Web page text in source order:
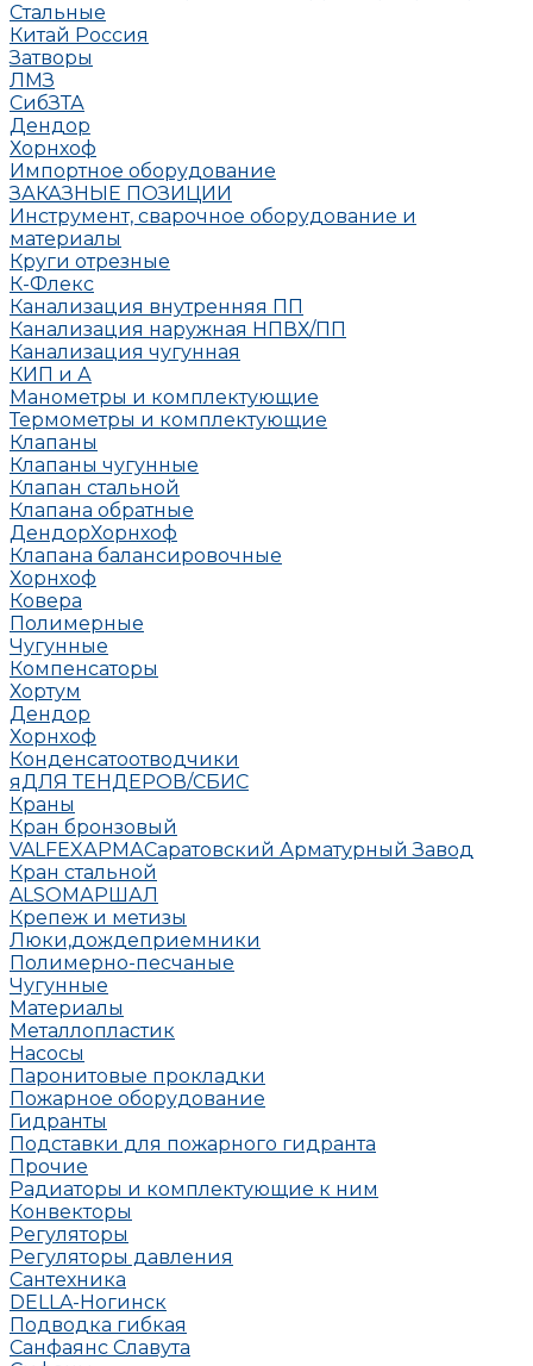
Стальные
Китай Россия
Затворы
ЛМЗ
СибЗТА
Дендор
Хорнхоф
Импортное оборудование
ЗАКАЗНЫЕ ПОЗИЦИИ
Инструмент, сварочное оборудование и
материалы
Круги отрезные
К-Флекс
Канализация внутренняя ПП
Канализация наружная НПВХ/ПП
Канализация чугунная
КИП и А
Манометры и комплектующие
Термометры и комплектующие
Клапаны
Клапаны чугунные
Клапан стальной
Клапана обратные
ДендорХорнхоф
Клапана балансировочные
Хорнхоф
Ковера
Полимерные
Чугунные
Компенсаторы
Хортум
Дендор
Хорнхоф
Конденсатоотводчики
яДЛЯ ТЕНДЕРОВ/СБИС
Краны
Кран бронзовый
VALFEXАРМАСаратовский Арматурный Завод
Кран стальной
ALSO МАРШАЛ
Крепеж и метизы
Люки,дождеприемники
Полимерно-песчаные
Чугунные
Материалы
Металлопластик
Насосы
Паронитовые прокладки
Пожарное оборудование
Гидранты
Подставки для пожарного гидранта
Прочие
Радиаторы и комплектующие к ним
Конвекторы
Регуляторы
Регуляторы давления
Сантехника
DELLA-Ногинск
Подводка гибкая
Санфаянс Славута